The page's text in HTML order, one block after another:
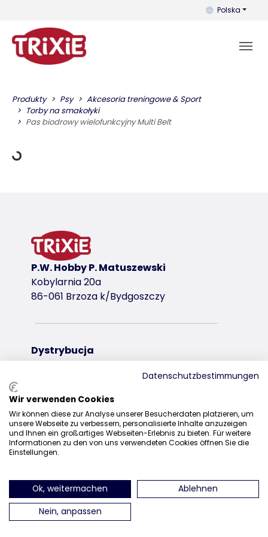
Możesz
Polska
Produkty Psy
Akcesoria treningowe & Sport
Torby na smakołyki
Pas biodrowy wielofunkcyjny Multi Belt
P.W. Hobby P. Matuszewski
Kobylarnia 20a
86-061 Brzoza k/Bydgoszczy
Dystrybucja
znajdź nas na Instagramieznajdź nas na Facebooku
znajdź nas
Datenschutzbestimmungen
Wir verwenden Cookies
Wir können diese zur Analyse unserer Besucherdaten platzieren, um
unsere Webseite zu verbessern, personalisierte Inhalte anzuzeigen
und Ihnen ein großartiges Webseiten-Erlebnis zu bieten. Für weitere
Informationen zu den von uns verwendeten Cookies öffnen Sie die
Einstellungen.
Ok, weitermachen
Ablehnen
Nein, anpassen